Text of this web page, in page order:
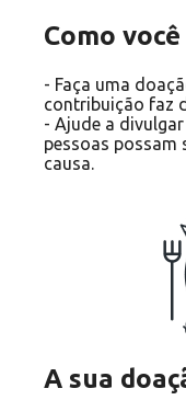
Como
- Faça uma
contribuição faz
- Ajude a
pessoas possam
causa.
A sua